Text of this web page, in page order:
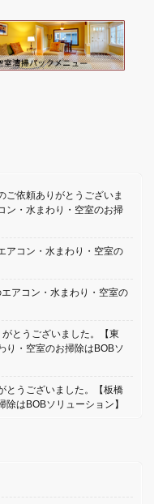
ご依頼ありがとうございま
ン・水まわり・空室のお掃
アコン・水まわり・空室の
アコン・水まわり・空室の
とうございました。【東
り・空室のお掃除はBOBソ
とうございました。【板橋
はBOBソリューション】